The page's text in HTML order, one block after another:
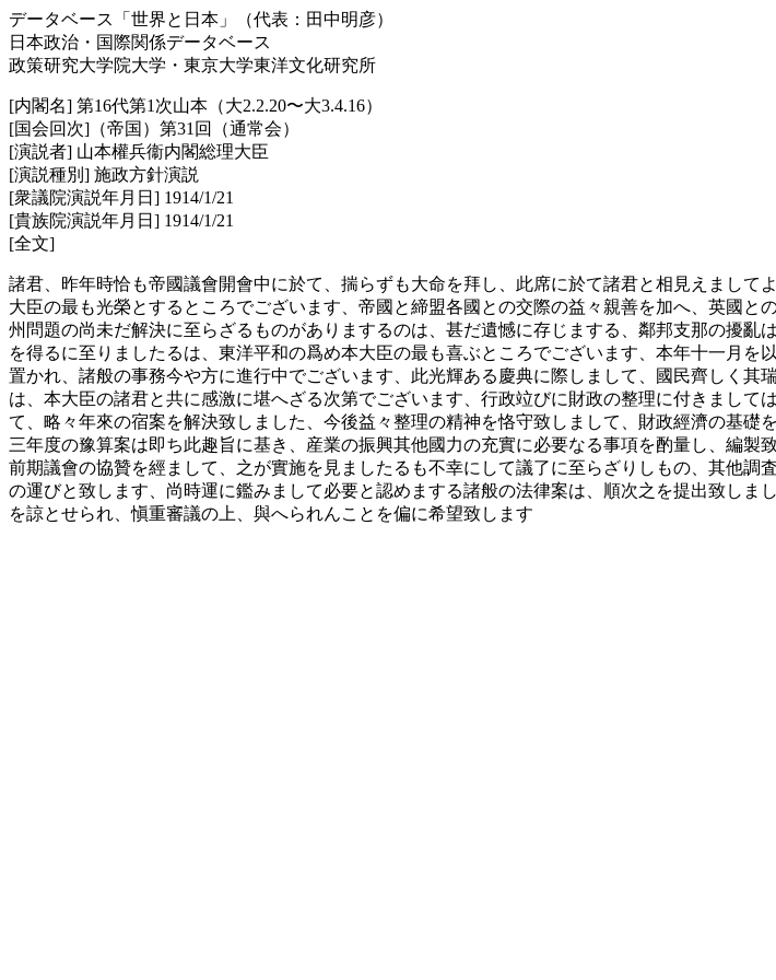
データベース「世界と日本」（代表：田中明彦）
日本政治・国際関係データベース
政策研究大学院大学・東京大学東洋文化研究所
[内閣名] 第16代第1次山本（大2.2.20〜大3.4.16）
[国会回次]（帝国）第31回（通常会）
[演説者] 山本權兵衞内閣総理大臣
[演説種別] 施政方針演説
[衆議院演説年月日] 1914/1/21
[貴族院演説年月日] 1914/1/21
[全文]
諸君、昨年時恰も帝國議會開會中に於て、揣らずも大命を拜し、此席に於て諸君と相見えまし
大臣の最も光榮とするところでございます、帝國と締盟各國との交際の益々親善を加へ、英國
州問題の尚未だ解決に至らざるものがありまするのは、甚だ遺憾に存じまする、鄰邦支那の擾
を得るに至りましたるは、東洋平和の爲め本大臣の最も喜ぶところでございます、本年十一月
置かれ、諸般の事務今や方に進行中でございます、此光輝ある慶典に際しまして、國民齊しく
は、本大臣の諸君と共に感激に堪へざる次第でございます、行政竝びに財政の整理に付きまし
て、略々年來の宿案を解決致しました、今後益々整理の精神を恪守致しまして、財政經濟の基
三年度の豫算案は即ち此趣旨に基き、産業の振興其他國力の充實に必要なる事項を酌量し、編
前期議會の協贊を經まして、之が實施を見ましたるも不幸にして議了に至らざりしもの、其他
の運びと致します、尚時運に鑑みまして必要と認めまする諸般の法律案は、順次之を提出致し
を諒とせられ、愼重審議の上、與へられんことを偏に希望致します